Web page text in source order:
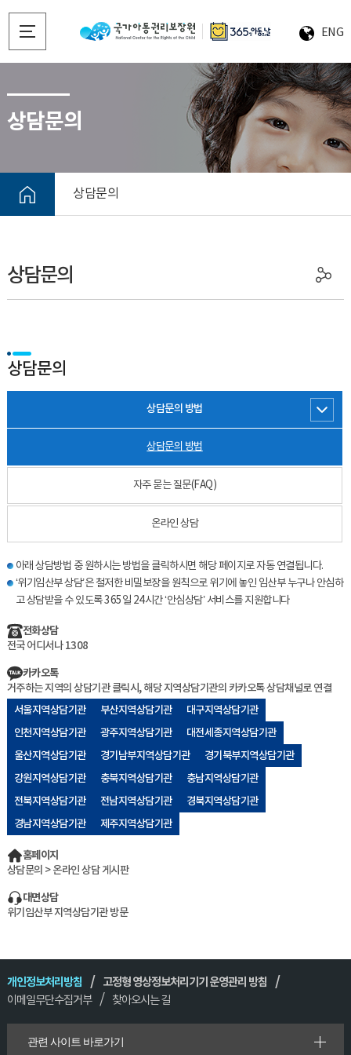
ENG
상담문의
상담문의
상담문의
상담문의
상담문의 방법
상담문의 방법
자주 묻는 질문(FAQ)
온라인 상담
아래 상담방법 중 원하시는 방법을 클릭하시면 해당 페이지로 자동 연결됩니다.
‘위기임산부 상담’은 철저한 비밀보장을 원칙으로 위기에 놓인 임산부 누구나 안심하
고 상담받을 수 있도록 365일 24시간 ‘안심상담’ 서비스를 지원합니다
전화상담
전국 어디서나 1308
카카오톡
거주하는 지역의 상담기관 클릭시, 해당 지역상담기관의 카카오톡 상담채널로 연결
서울지역상담기관
부산지역상담기관
대구지역상담기관
인천지역상담기관
광주지역상담기관
대전세종지역상담기관
울산지역상담기관
경기남부지역상담기관
경기북부지역상담기관
강원지역상담기관
충북지역상담기관
충남지역상담기관
전북지역상담기관
전남지역상담기관
경북지역상담기관
경남지역상담기관
제주지역상담기관
홈페이지
상담문의 > 온라인 상담 게시판
대면상담
위기임산부 지역상담기관 방문
개인정보처리방침
고정형 영상정보처리기기 운영관리 방침
이메일무단수집거부
찾아오시는 길
관련 사이트 바로가기